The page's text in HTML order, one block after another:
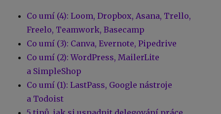
Co umí (4): Loom, Dropbox, Asana, Trello,
Freelo, Teamwork, Basecamp
Co umí (3): Canva, Evernote, Pipedrive
Co umí (2): WordPress, MailerLite
a SimpleShop
Co umí (1): LastPass, Google nástroje
a Todoist